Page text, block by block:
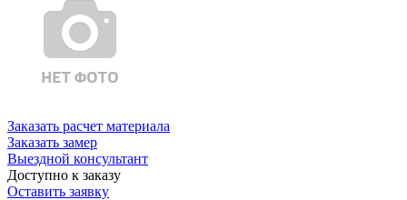
Заказать расчет материала
Заказать замер
Выездной консультант
Доступно к заказу
Оставить заявку